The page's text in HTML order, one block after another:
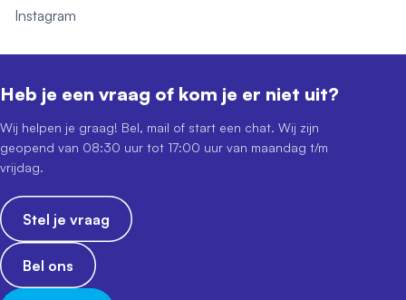
Instagram
Heb je een vraag of kom je er niet uit?
Wij helpen je graag! Bel, mail of start een chat. Wij zijn
geopend van 08:30 uur tot 17:00 uur van maandag t/m
vrijdag.
Stel je vraag
Bel ons